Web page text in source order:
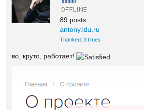
89 posts
antony.ldu.ru
Thanked: 3 times
во, круто, работает!